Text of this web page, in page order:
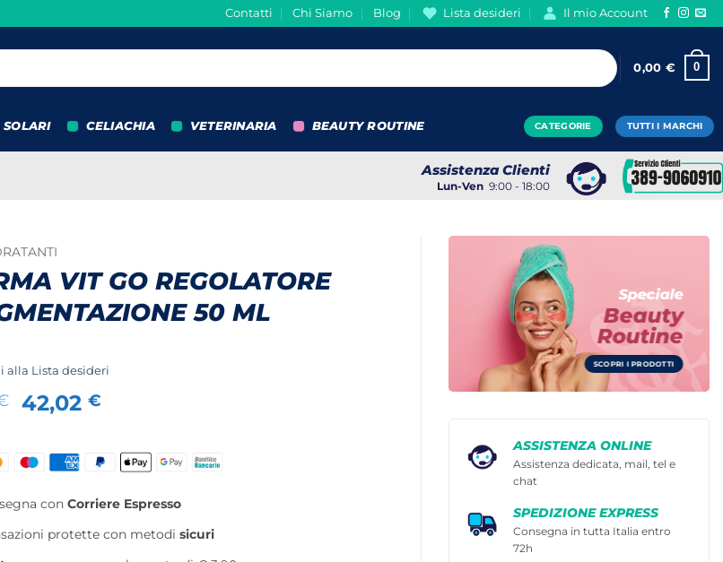
Contatti Chi Siamo Blog Lista desideri Il mio Account
0,00 € 0
SOLARI CELIACHIA VETERINARIA BEAUTY ROUTINE CATEGORIE TUTTI I MARCHI
Assistenza Clienti
Lun-Ven 9:00 - 18:00
VIT GO REGOLATORE
50 ML
alla Lista desideri
Il
era:
42,02€
attuale
è:
con Corriere Espresso
protette con metodi sicuri
Speciale
Beauty
Routine
SCOPRI I PRODOTTI
ASSISTENZA ONLINE
Assistenza dedicata, mail, tel e
chat
SPEDIZIONE EXPRESS
Consegna in tutta Italia entro
72h